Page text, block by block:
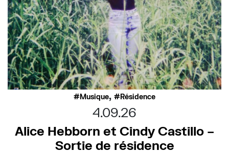
Musique, Résidence
4.09.26
Alice Hebborn et Cindy Castillo –
Sortie de résidence